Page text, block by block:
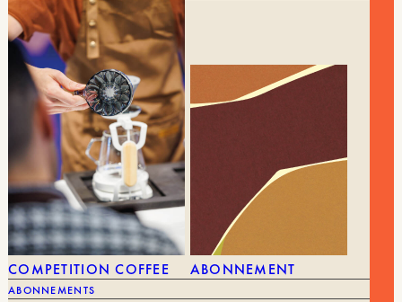
COMPETITION COFFEE ABONNEMENT
ABONNEMENTS